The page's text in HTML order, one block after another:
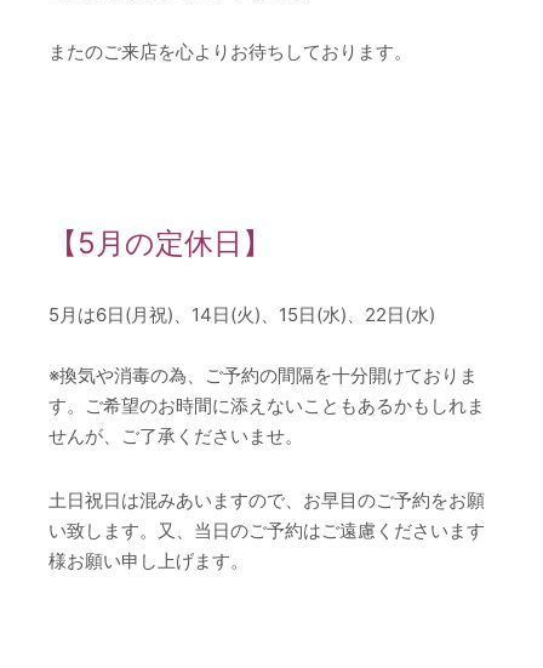
またのご来店を心よりお待ちしております。
【5月の定休日】
5月は6日(月祝)、14日(火)、15日(水)、22日(水)
※換気や消毒の為、ご予約の間隔を十分開けておりま
す。ご希望のお時間に添えないこともあるかもしれま
せんが、ご了承くださいませ。
土日祝日は混みあいますので、お早目のご予約をお願
い致します。又、当日のご予約はご遠慮くださいます
様お願い申し上げます。